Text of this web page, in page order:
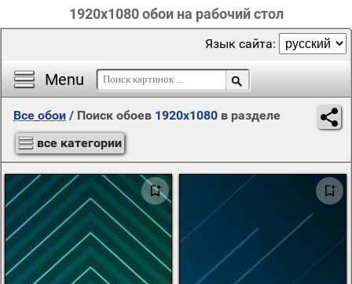
1920x1080 обои на рабочий стол
Menu
Язык сайта:
Все обои / Поиск обоев 1920x1080 в разделе
все категории